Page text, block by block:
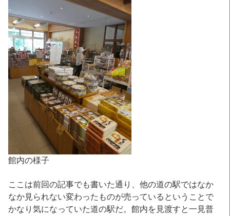
館内の様子
ここは前回の記事でも書いた通り、他の道の駅ではなか
なか見られない変わったものが売っているということで
かなり気になっていた道の駅だ。館内を見渡すと一見普